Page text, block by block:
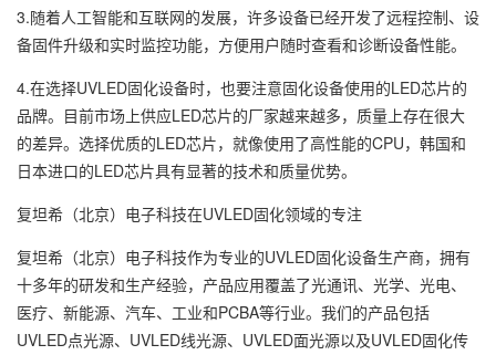
3.随着人工智能和互联网的发展，许多设备已经开发了远程控制、设
备固件升级和实时监控功能，方便用户随时查看和诊断设备性能。
4.在选择UVLED固化设备时，也要注意固化设备使用的LED芯片的
品牌。目前市场上供应LED芯片的厂家越来越多，质量上存在很大
的差异。选择优质的LED芯片，就像使用了高性能的CPU，韩国和
日本进口的LED芯片具有显著的技术和质量优势。
复坦希（北京）电子科技在UVLED固化领域的专注
复坦希（北京）电子科技作为专业的UVLED固化设备生产商，拥有
十多年的研发和生产经验，产品应用覆盖了光通讯、光学、光电、
医疗、新能源、汽车、工业和PCBA等行业。我们的产品包括
UVLED点光源、UVLED线光源、UVLED面光源以及UVLED固化传